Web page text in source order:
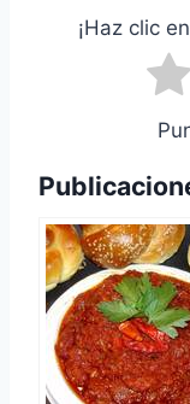
¡Haz clic